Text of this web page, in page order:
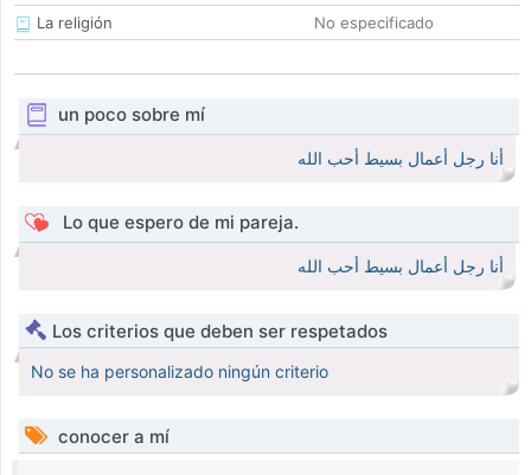
La religión
No especificado
un poco sobre mí
أنا رجل أعمال بسيط أحب الله
Lo que espero de mi pareja.
أنا رجل أعمال بسيط أحب الله
Los criterios que deben ser respetados
No se ha personalizado ningún criterio
conocer a mí